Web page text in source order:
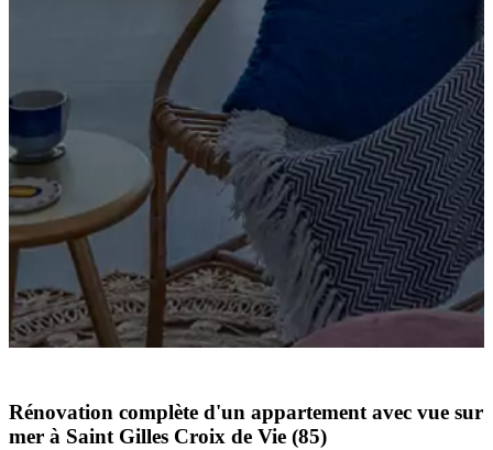
Rénovation complète d'un appartement avec vue sur
mer à Saint Gilles Croix de Vie (85)